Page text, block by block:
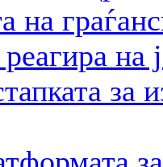
на
реагира
за